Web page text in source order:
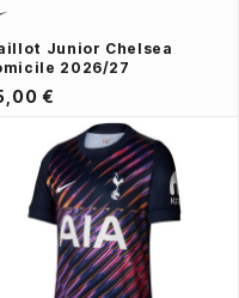
Junior Chelsea
2026/27
€